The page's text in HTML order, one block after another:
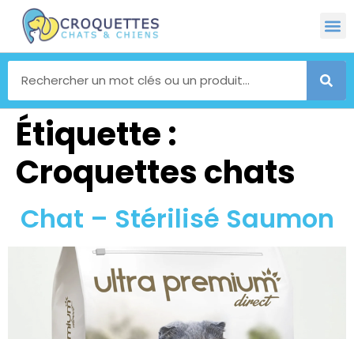
Étiquette :
Croquettes chats
Chat – Stérilisé Saumon